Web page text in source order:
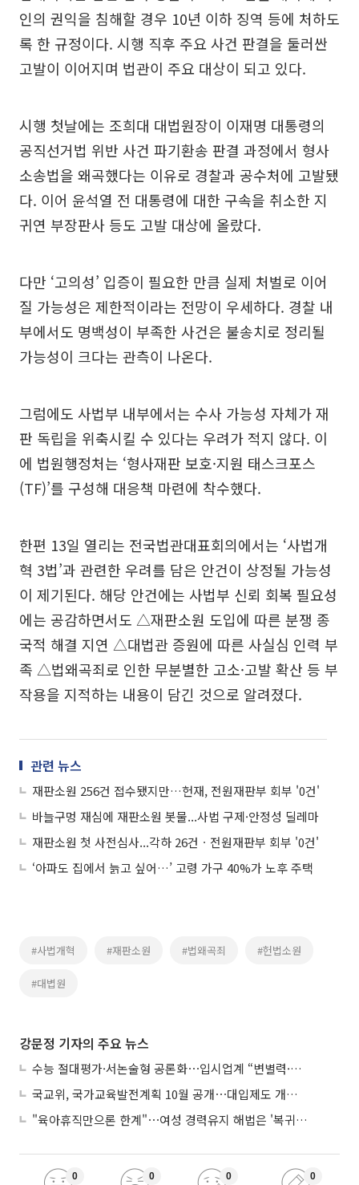
인의 권익을 침해할 경우 10년 이하 징역 등에 처하도
록 한 규정이다. 시행 직후 주요 사건 판결을 둘러싼
고발이 이어지며 법관이 주요 대상이 되고 있다.
시행 첫날에는 조희대 대법원장이 이재명 대통령의
공직선거법 위반 사건 파기환송 판결 과정에서 형사
소송법을 왜곡했다는 이유로 경찰과 공수처에 고발됐
다. 이어 윤석열 전 대통령에 대한 구속을 취소한 지
귀연 부장판사 등도 고발 대상에 올랐다.
다만 ‘고의성’ 입증이 필요한 만큼 실제 처벌로 이어
질 가능성은 제한적이라는 전망이 우세하다. 경찰 내
부에서도 명백성이 부족한 사건은 불송치로 정리될
가능성이 크다는 관측이 나온다.
그럼에도 사법부 내부에서는 수사 가능성 자체가 재
판 독립을 위축시킬 수 있다는 우려가 적지 않다. 이
에 법원행정처는 ‘형사재판 보호·지원 태스크포스
(TF)’를 구성해 대응책 마련에 착수했다.
한편 13일 열리는 전국법관대표회의에서는 ‘사법개
혁 3법’과 관련한 우려를 담은 안건이 상정될 가능성
이 제기된다. 해당 안건에는 사법부 신뢰 회복 필요성
에는 공감하면서도 △재판소원 도입에 따른 분쟁 종
국적 해결 지연 △대법관 증원에 따른 사실심 인력 부
족 △법왜곡죄로 인한 무분별한 고소·고발 확산 등 부
작용을 지적하는 내용이 담긴 것으로 알려졌다.
관련 뉴스
재판소원 256건 접수됐지만…헌재, 전원재판부 회부 '0건'
바늘구멍 재심에 재판소원 봇물...사법 구제·안정성 딜레마
재판소원 첫 사전심사...각하 26건ㆍ전원재판부 회부 '0건'
‘아파도 집에서 늙고 싶어…’ 고령 가구 40%가 노후 주택
#사법개혁 #재판소원 #법왜곡죄 #헌법소원
#대볍원
강문정 기자의 주요 뉴스
수능 절대평가·서논술형 공론화⋯입시업계 “변별력·사교육 대책 먼저”
국교위, 국가교육발전계획 10월 공개⋯대입제도 개편 공론화 추진
"육아휴직만으론 한계"⋯여성 경력유지 해법은 '복귀 후 유연근무’
0 0 0 0